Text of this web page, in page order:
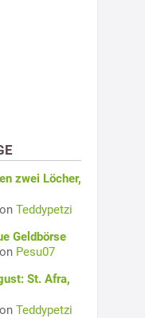
zwei Löcher,
Teddypetzi
Geldbörse
Pesu07
St. Afra,
Teddypetzi